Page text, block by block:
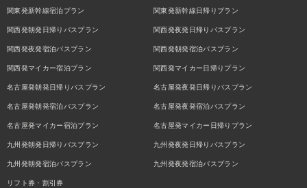
関東発新幹線宿泊プラン 関東発新幹線日帰りプラン
関西発朝発日帰りバスプラン 関西発夜発日帰りバスプラン
関西発夜発宿泊バスプラン 関西発朝発宿泊バスプラン
関西発マイカー宿泊プラン 関西発マイカー日帰りプラン
名古屋発朝発日帰りバスプラン 名古屋発夜発日帰りバスプラン
名古屋発朝発宿泊バスプラン 名古屋発夜発宿泊バスプラン
名古屋発マイカー宿泊プラン 名古屋発マイカー日帰りプラン
九州発朝発日帰りバスプラン 九州発夜発日帰りバスプラン
九州発朝発宿泊バスプラン 九州発夜発宿泊バスプラン
リフト券・割引券